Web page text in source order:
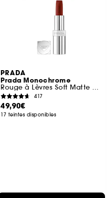
PRADA
Prada Monochrome
Rouge à Lèvres Soft Matte Confort et Longue Tenue
417
49,90€
17 teintes disponibles